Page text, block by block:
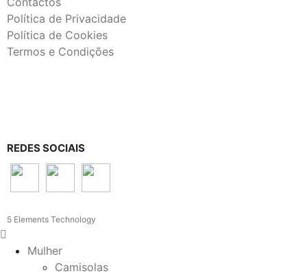
Política de Privacidade
Política de Cookies
Termos e Condições
REDES SOCIAIS
5 Elements Technology
Mulher
Camisolas